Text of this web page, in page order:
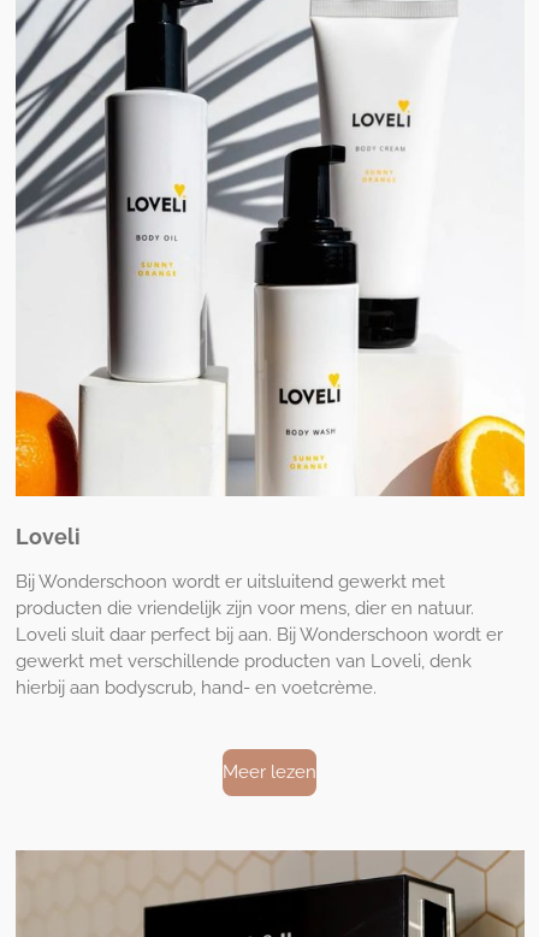
Loveli
Bij Wonderschoon wordt er uitsluitend gewerkt met
producten die vriendelijk zijn voor mens, dier en natuur.
Loveli sluit daar perfect bij aan. Bij Wonderschoon wordt er
gewerkt met verschillende producten van Loveli, denk
hierbij aan bodyscrub, hand- en voetcrème.
Meer lezen